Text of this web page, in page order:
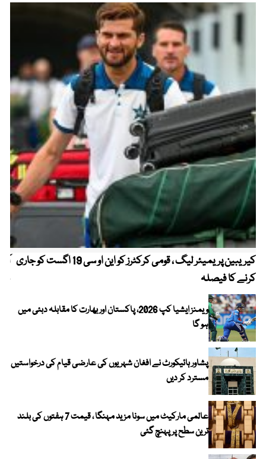
کیریبین پریمیئر لیگ ، قومی کرکٹرز کو این او سی 19 اگست کو جاری
کرنے کا فیصلہ
ویمنز ایشیا کپ 2026، پاکستان اور بھارت کا مقابلہ دبئی میں
ہو گا
پشاور ہائیکورٹ نے افغان شہریوں کی عارضی قیام کی درخواستیں
مسترد کر دیں
عالمی مارکیٹ میں سونا مزید مہنگا ، قیمت 7 ہفتوں کی بلند
ترین سطح پر پہنچ گئی